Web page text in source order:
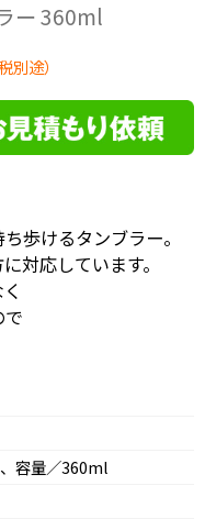
ー 360ml
別途）
歩けるタンブラー。
対応しています。
容量／360ml